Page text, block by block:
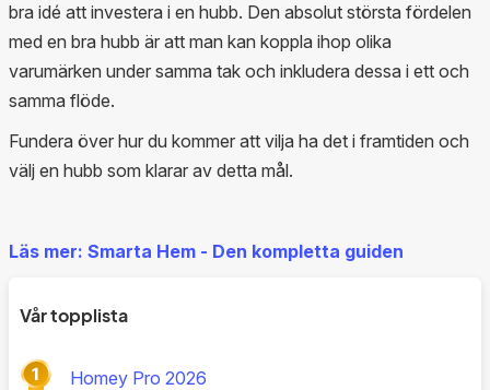
bra idé att investera i en hubb. Den absolut största fördelen
med en bra hubb är att man kan koppla ihop olika
varumärken under samma tak och inkludera dessa i ett och
samma flöde.
Fundera över hur du kommer att vilja ha det i framtiden och
välj en hubb som klarar av detta mål.
Läs mer: Smarta Hem - Den kompletta guiden
Vår topplista
Homey Pro 2026